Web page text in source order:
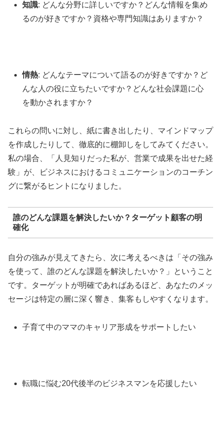
知識: どんな分野に詳しいですか？どんな情報を集め
るのが好きですか？資格や専門知識はありますか？
情熱: どんなテーマについて語るのが好きですか？ど
んな人の役に立ちたいですか？どんな社会課題に心
を動かされますか？
これらの問いに対し、紙に書き出したり、マインドマップ
を作成したりして、徹底的に棚卸しをしてみてください。
私の場合、「人見知りだった私が、営業で成果を出せた経
験」が、ビジネスにおけるコミュニケーションのコーチン
グに繋がるヒントになりました。
誰のどんな課題を解決したいか？ターゲット顧客の明
確化
自分の強みが見えてきたら、次に考えるべきは「その強み
を使って、誰のどんな課題を解決したいか？」ということ
です。ターゲットが明確であればあるほど、あなたのメッ
セージは特定の層に深く響き、集客もしやすくなります。
子育て中のママのキャリア形成をサポートしたい
転職に悩む20代後半のビジネスマンを応援したい